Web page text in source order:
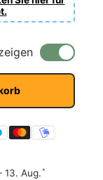
13. Aug.*